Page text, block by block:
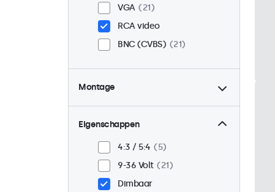
VGA
21
RCA video
BNC (CVBS)
21
Montage
Desktop
21
Wand
Panel mount
Inbouw
16
Rackmontage (19 inch)
Eigenschappen
4:3 / 5:4
5
9-36 Volt
21
Dimbaar